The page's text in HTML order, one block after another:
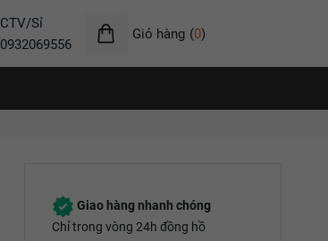
CTV/Sỉ
0932069556
Giỏ hàng (0)
Giao hàng nhanh chóng
Chỉ trong vòng 24h đồng hồ